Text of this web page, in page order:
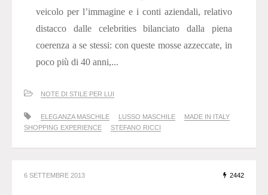
veicolo per l’immagine e i conti aziendali, relativo
distacco dalle celebrities bilanciato dalla piena
coerenza a se stessi: con queste mosse azzeccate, in
poco più di 40 anni,...
NOTE DI STILE PER LUI
ELEGANZA MASCHILE LUSSO MASCHILE
MADE IN ITALY
SHOPPING EXPERIENCE
STEFANO RICCI
6 SETTEMBRE 2013 2442